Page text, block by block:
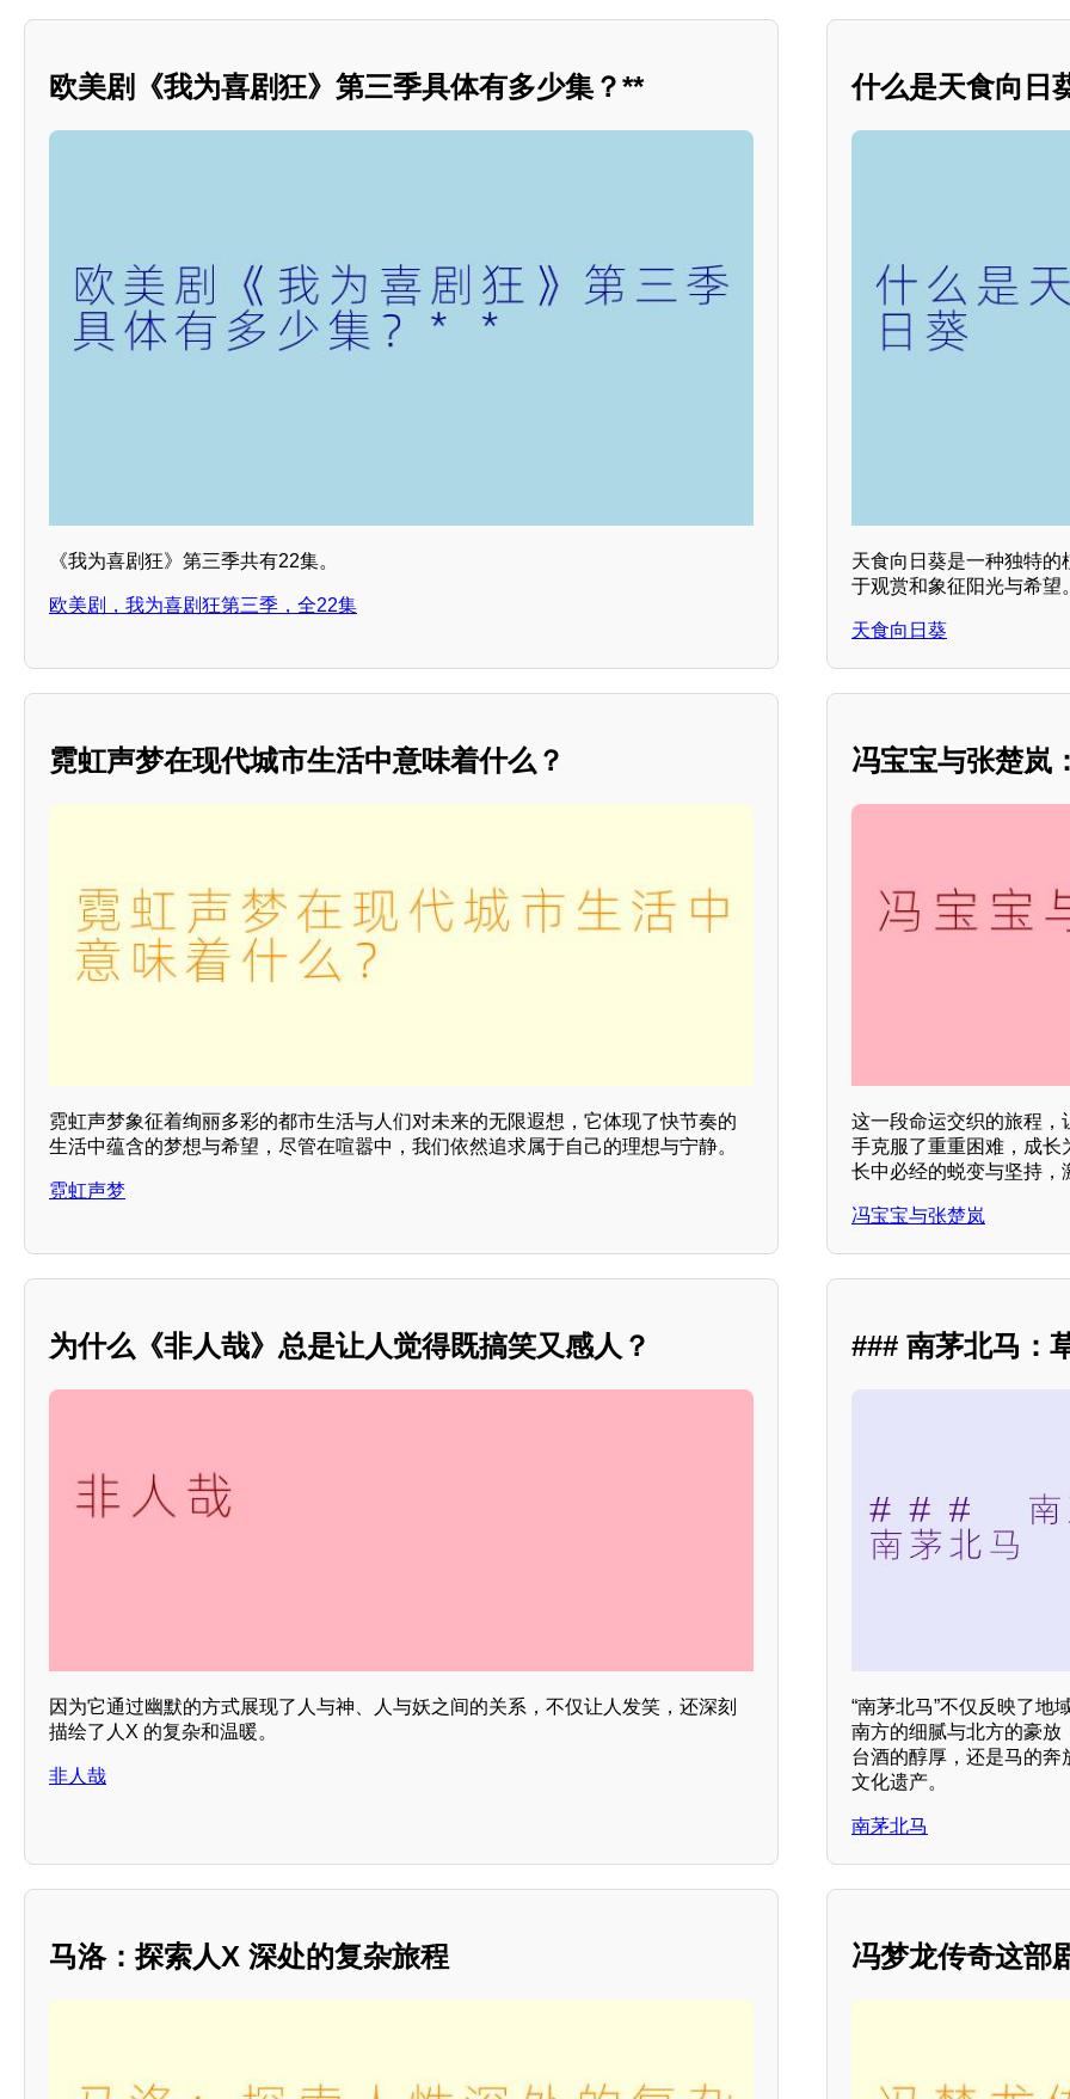
欧美剧《我为喜剧狂》第三季具体有多少集？**
《我为喜剧狂》第三季共有22集。
欧美剧，我为喜剧狂第三季，全22集
什么是天食向日
天食向日葵是一种独特
于观赏和象征阳光与希望
天食向日葵
霓虹声梦在现代城市生活中意味着什么？
霓虹声梦象征着绚丽多彩的都市生活与人们对未来的无限遐想，它体现了快节奏的
生活中蕴含的梦想与希望，尽管在喧嚣中，我们依然追求属于自己的理想与宁静。
霓虹声梦
冯宝宝与张楚岚
这一段命运交织的旅程，
手克服了重重困难，成长
长中必经的蜕变与坚持，
冯宝宝与张楚岚
为什么《非人哉》总是让人觉得既搞笑又感人？
因为它通过幽默的方式展现了人与神、人与妖之间的关系，不仅让人发笑，还深刻
描绘了人X 的复杂和温暖。
非人哉
### 南茅北马：
“南茅北马”不仅反映了地
南方的细腻与北方的豪放
台酒的醇厚，还是马的
文化遗产。
南茅北马
马洛：探索人X 深处的复杂旅程 冯梦龙传奇这部